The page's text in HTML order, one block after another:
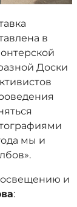
в
Доски
мы и
и
: